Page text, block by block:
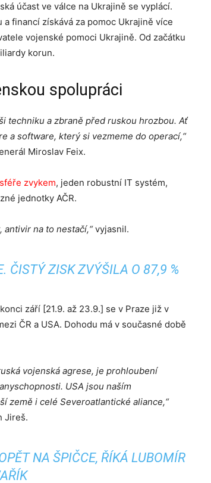
účast ve válce na Ukrajině se vyplácí.
financí získává za pomoc Ukrajině více
vojenské pomoci Ukrajině. Od začátku
korun.
spolupráci
techniku a zbraně před ruskou hrozbou. Ať
a software, který si vezmeme do operací,“
Miroslav Feix.
zvykem, jeden robustní IT systém,
jednotky AČR.
na to nestačí,“vyjasnil.
ČISTÝ ZISK ZVÝŠILA O 87,9 %
září [21.9. až 23.9.] se v Praze již v
ČR a USA. Dohodu má v současné době
vojenská agrese, je prohloubení
USA jsou naším
země i celé Severoatlantické aliance,“
Jireš.
NA ŠPIČCE, ŘÍKÁ LUBOMÍR